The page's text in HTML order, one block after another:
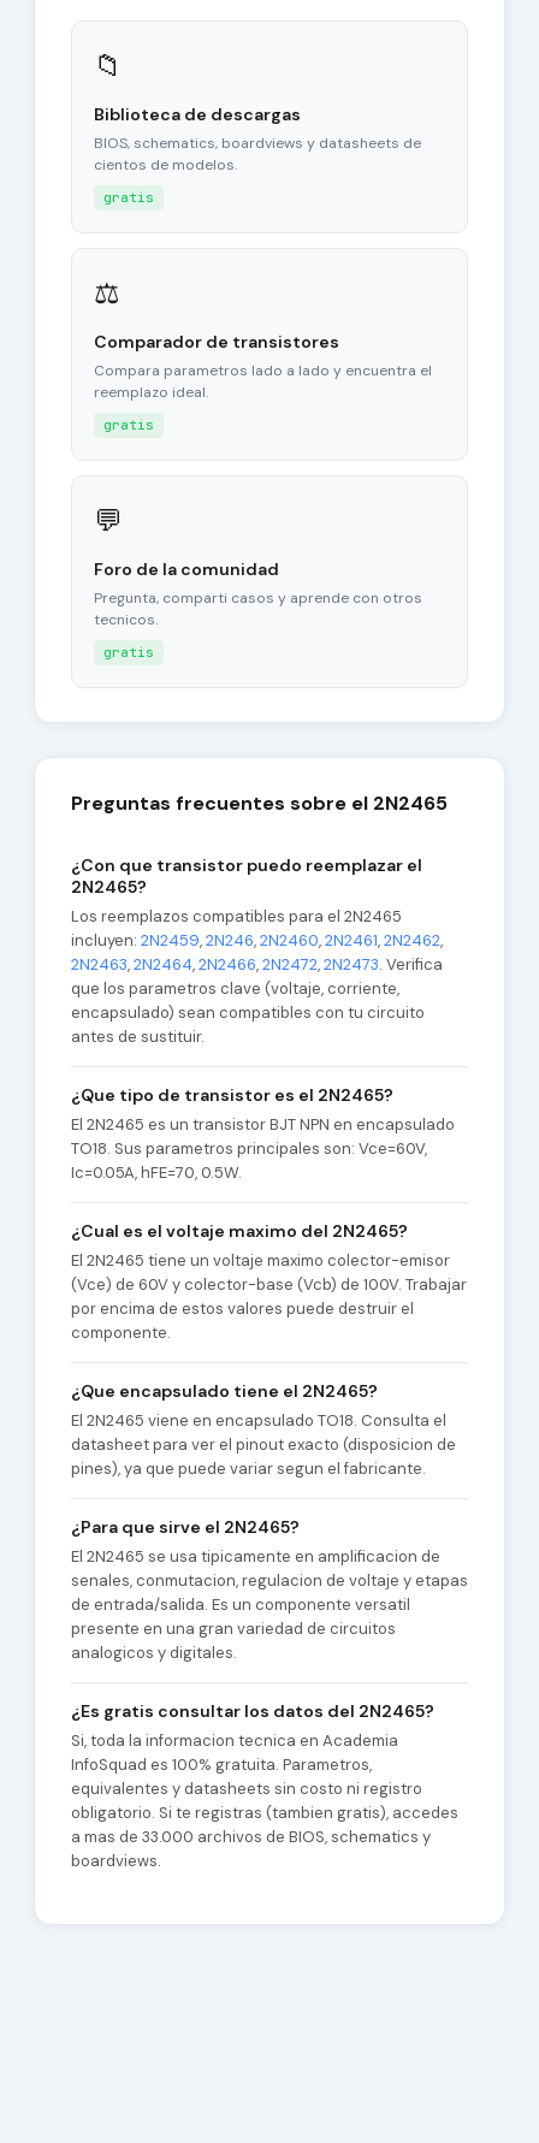
📁
Biblioteca de descargas
BIOS, schematics, boardviews y datasheets de
cientos de modelos.
gratis
⚖
Comparador de transistores
Compara parametros lado a lado y encuentra el
reemplazo ideal.
gratis
💬
Foro de la comunidad
Pregunta, comparti casos y aprende con otros
tecnicos.
gratis
Preguntas frecuentes sobre el 2N2465
¿Con que transistor puedo reemplazar el
2N2465?
Los reemplazos compatibles para el 2N2465
incluyen: 2N2459,2N246,2N2460,2N2461,2N2462,
2N2463,2N2464,2N2466,2N2472,2N2473. Verifica
que los parametros clave (voltaje, corriente,
encapsulado) sean compatibles con tu circuito
antes de sustituir.
¿Que tipo de transistor es el 2N2465?
El 2N2465 es un transistor BJT NPN en encapsulado
TO18. Sus parametros principales son: Vce=60V,
Ic=0.05A, hFE=70, 0.5W.
¿Cual es el voltaje maximo del 2N2465?
El 2N2465 tiene un voltaje maximo colector-emisor
(Vce) de 60V y colector-base (Vcb) de 100V. Trabajar
por encima de estos valores puede destruir el
componente.
¿Que encapsulado tiene el 2N2465?
El 2N2465 viene en encapsulado TO18. Consulta el
datasheet para ver el pinout exacto (disposicion de
pines), ya que puede variar segun el fabricante.
¿Para que sirve el 2N2465?
El 2N2465 se usa tipicamente en amplificacion de
senales, conmutacion, regulacion de voltaje y etapas
de entrada/salida. Es un componente versatil
presente en una gran variedad de circuitos
analogicos y digitales.
¿Es gratis consultar los datos del 2N2465?
Si, toda la informacion tecnica en Academia
InfoSquad es 100% gratuita. Parametros,
equivalentes y datasheets sin costo ni registro
obligatorio. Si te registras (tambien gratis), accedes
a mas de 33.000 archivos de BIOS, schematics y
boardviews.